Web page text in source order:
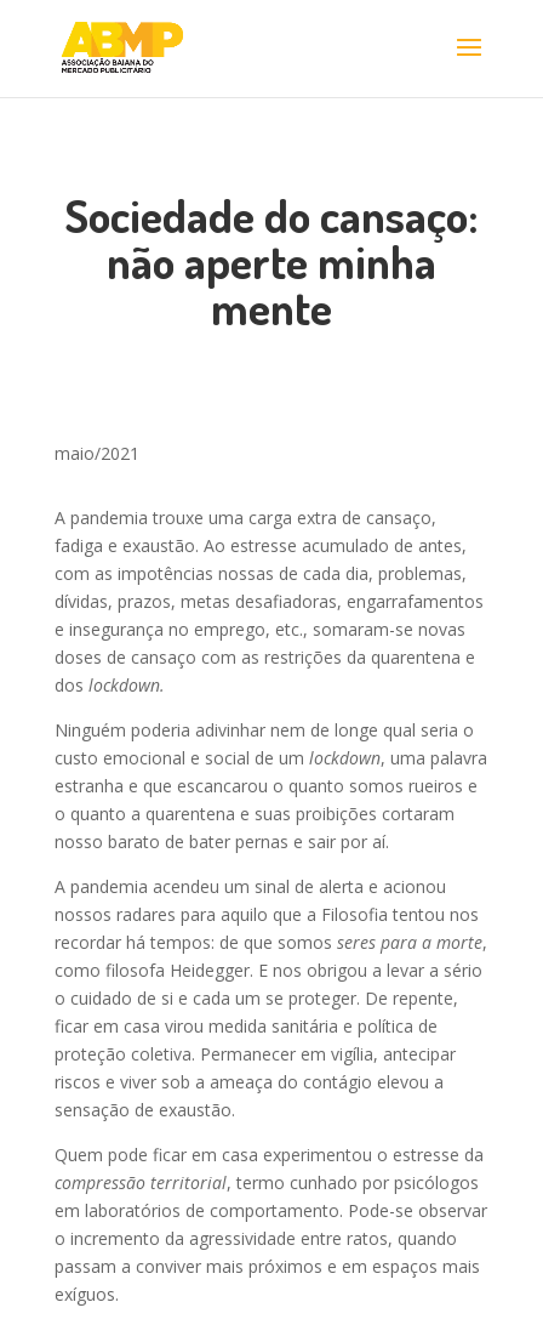
Sociedade do cansaço:
não aperte minha
mente
maio/2021
A pandemia trouxe uma carga extra de cansaço,
fadiga e exaustão. Ao estresse acumulado de antes,
com as impotências nossas de cada dia, problemas,
dívidas, prazos, metas desafiadoras, engarrafamentos
e insegurança no emprego, etc., somaram-se novas
doses de cansaço com as restrições da quarentena e
dos lockdown.
Ninguém poderia adivinhar nem de longe qual seria o
custo emocional e social de um lockdown, uma palavra
estranha e que escancarou o quanto somos rueiros e
o quanto a quarentena e suas proibições cortaram
nosso barato de bater pernas e sair por aí.
A pandemia acendeu um sinal de alerta e acionou
nossos radares para aquilo que a Filosofia tentou nos
recordar há tempos: de que somos seres para a morte,
como filosofa Heidegger. E nos obrigou a levar a sério
o cuidado de si e cada um se proteger. De repente,
ficar em casa virou medida sanitária e política de
proteção coletiva. Permanecer em vigília, antecipar
riscos e viver sob a ameaça do contágio elevou a
sensação de exaustão.
Quem pode ficar em casa experimentou o estresse da
compressão territorial, termo cunhado por psicólogos
em laboratórios de comportamento. Pode-se observar
o incremento da agressividade entre ratos, quando
passam a conviver mais próximos e em espaços mais
exíguos.